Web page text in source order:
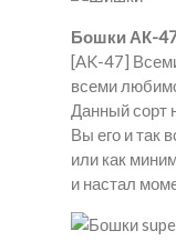
Бошки АК-
[AK-47]
всеми
Данный сорт
Вы его и так
или как
и настал